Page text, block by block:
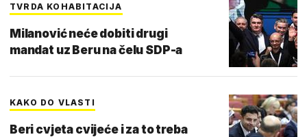
TVRDA KOHABITACIJA
Milanović neće dobiti drugi
mandat uz Beru na čelu SDP-a
KAKO DO VLASTI
Beri cvjeta cvijeće i za to treba